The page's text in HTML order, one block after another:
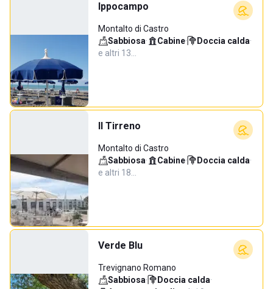
Ippocampo
Montalto di Castro
Sabbiosa· Cabine· Doccia calda·
e altri 13…
Il Tirreno
Montalto di Castro
Sabbiosa· Cabine· Doccia calda·
e altri 18…
Verde Blu
Trevignano Romano
Sabbiosa· Doccia calda·